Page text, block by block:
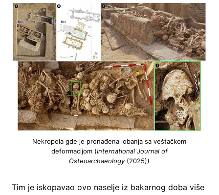
Nekropola gde je pronađena lobanja sa veštačkom
deformacijom (International Journal of
Osteoarchaeology(2025))
Tim je iskopavao ovo naselje iz bakarnog doba više